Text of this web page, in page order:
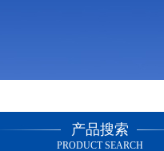
产品搜索
PRODUCT SEARCH